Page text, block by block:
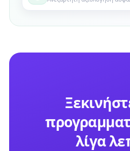
λίγα